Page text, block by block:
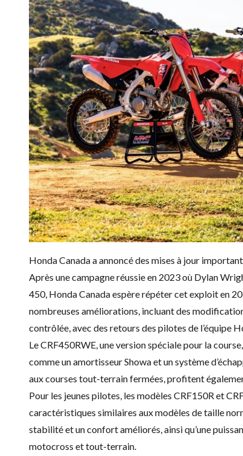
Honda Canada a annoncé des mises à jour
Après une campagne réussie en 2023 où Dylan
450, Honda Canada espère répéter cet exploit en
nombreuses améliorations, incluant des
contrôlée, avec des retours des pilotes de l’équipe
Le CRF450RWE, une version spéciale pour la
comme un amortisseur Showa et un système
aux courses tout-terrain fermées, profitent
Pour les jeunes pilotes, les modèles CRF150R et
caractéristiques similaires aux modèles de taille
stabilité et un confort améliorés, ainsi qu’une
motocross et tout-terrain.